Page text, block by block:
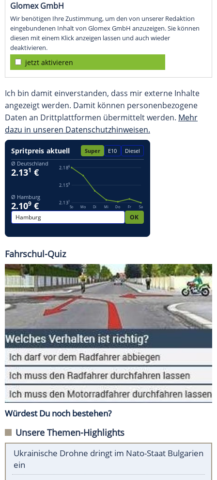
Glomex GmbH
Wir benötigen Ihre Zustimmung, um den von unserer Redaktion
eingebundenen Inhalt von Glomex GmbH anzuzeigen. Sie können
diesen mit einem Klick anzeigen lassen und auch wieder
deaktivieren.
jetzt aktivieren
Ich bin damit einverstanden, dass mir externe Inhalte
angezeigt werden. Damit können personenbezogene
Daten an Drittplattformen übermittelt werden. Mehr
dazu in unseren Datenschutzhinweisen.
Fahrschul-Quiz
Würdest Du noch bestehen?
Unsere Themen-Highlights
Ukrainische Drohne dringt im Nato-Staat Bulgarien
ein